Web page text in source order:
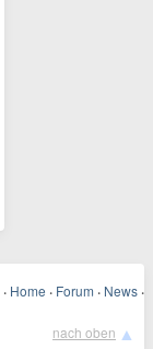
· Home · Forum · News ·
nach oben ▲